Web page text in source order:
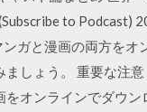
to Podcast)
ガと漫画の両方をオ
ましょう。 重要な注
オンラインでダウン